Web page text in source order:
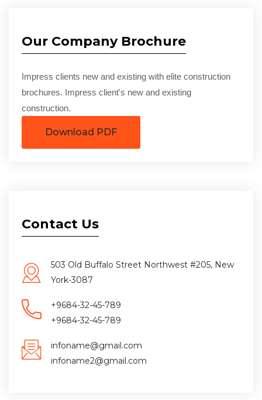
Our Company Brochure
Impress clients new and existing with elite construction
brochures. Impress client's new and existing
construction.
Download PDF
Contact Us
503 Old Buffalo Street Northwest #205, New
York-3087
+9684-32-45-789
+9684-32-45-789
infoname@gmail.com
infoname2@gmail.com